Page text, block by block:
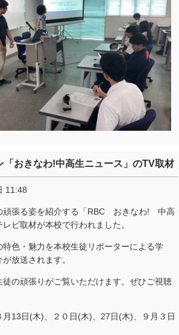
「おきなわ!中高生ニュース」のTV取材
11:48
張る姿を紹介する「RBC おきなわ! 中高
ビ取材が本校で行われました。
特色・魅力を本校生徒リポーターによる学
放送されます。
徒の頑張りがご覧いただけます。ぜひご視聴
月 13日(木) 、２０日(木) 27日(木) 、９月３日